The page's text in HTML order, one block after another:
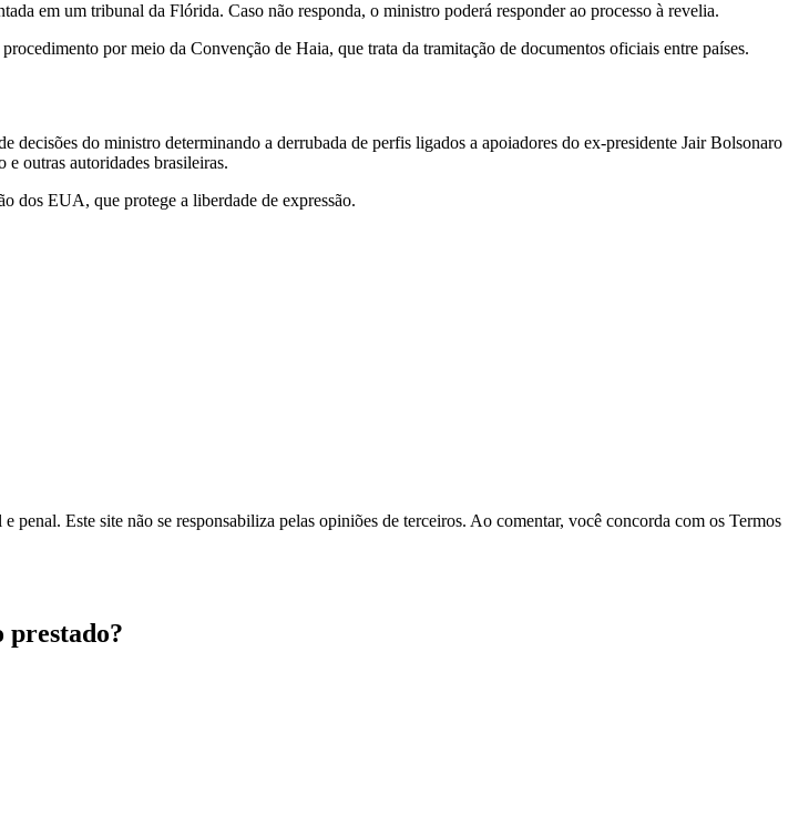
em um tribunal da Flórida. Caso não responda, o ministro poderá responder ao processo à revelia.
por meio da Convenção de Haia, que trata da tramitação de documentos oficiais entre países.
do ministro determinando a derrubada de perfis ligados a apoiadores do ex-presidente Jair Bolsonaro
outras autoridades brasileiras.
dos EUA, que protege a liberdade de expressão.
Este site não se responsabiliza pelas opiniões de terceiros. Ao comentar, você concorda com os Termos
prestado?